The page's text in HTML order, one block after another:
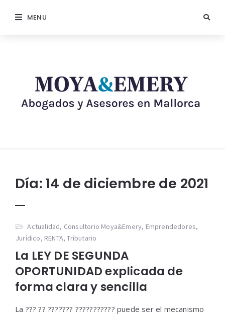
MENU
Día:14 de diciembre de 2021
Actualidad, Consultorio Moya&Emery, Emprendedores,
Jurídico, RENTA,Tributario
La LEY DE SEGUNDA
OPORTUNIDAD explicada de
forma clara y sencilla
La ??? ?? ??????? ??????????? puede ser el mecanismo